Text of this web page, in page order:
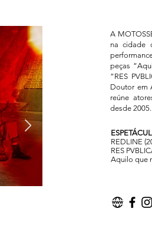
A
na cidade
peças
“RES
Doutor em
reúne
desde 2005.
REDLINE
RES
Aquilo que